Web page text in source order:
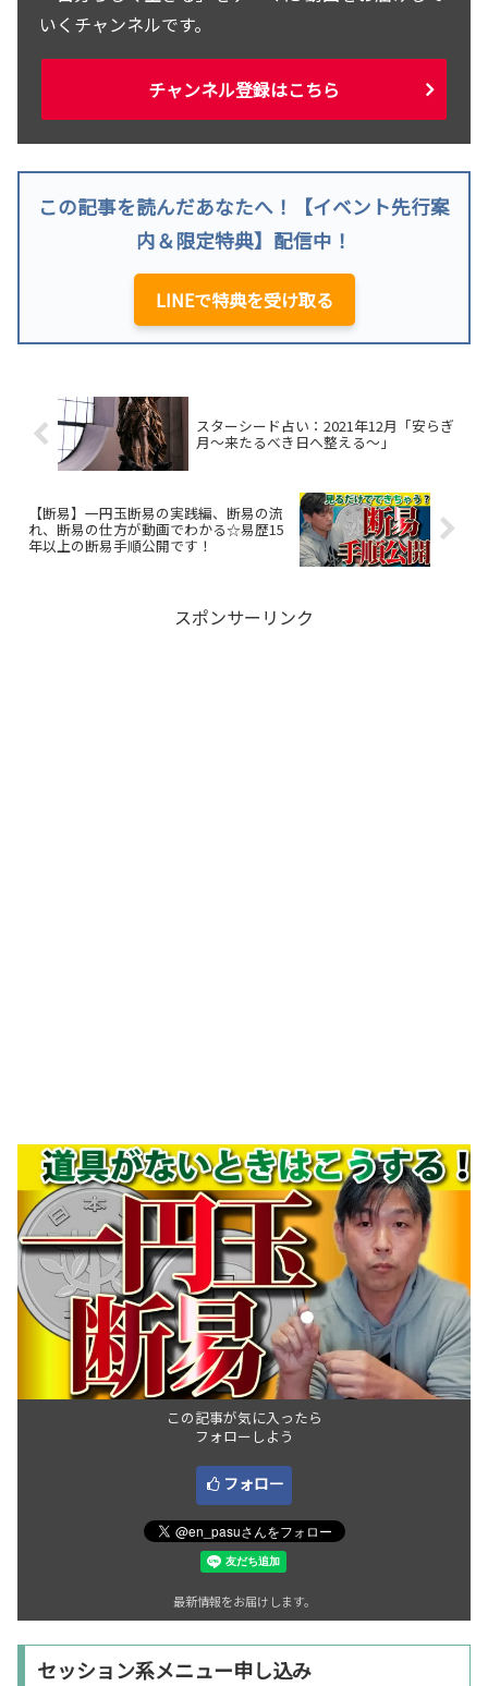
いくチャンネルです。
チャンネル登録はこちら
この記事を読んだあなたへ！【イベント先行案
内＆限定特典】配信中！
LINEで特典を受け取る
スターシード占い：2021年12月「安らぎ
月～来たるべき日へ整える～」
【断易】一円玉断易の実践編、断易の流
れ、断易の仕方が動画でわかる☆易歴15
年以上の断易手順公開です！
スポンサーリンク
この記事が気に入ったら
フォローしよう
フォロー
最新情報をお届けします。
セッション系メニュー申し込み